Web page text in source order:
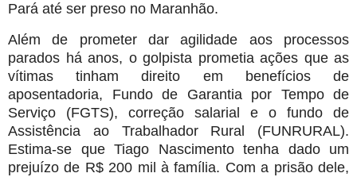
Pará até ser preso no Maranhão.
Além de prometer dar agilidade aos processos
parados há anos, o golpista prometia ações que as
vítimas tinham direito em benefícios de
aposentadoria, Fundo de Garantia por Tempo de
Serviço (FGTS), correção salarial e o fundo de
Assistência ao Trabalhador Rural (FUNRURAL).
Estima-se que Tiago Nascimento tenha dado um
prejuízo de R$ 200 mil à família. Com a prisão dele,